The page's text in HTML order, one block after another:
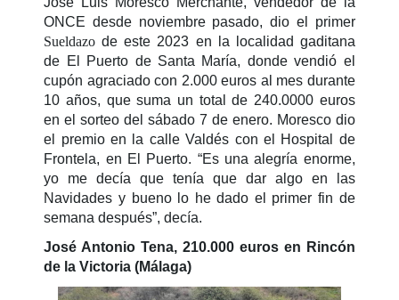
ONCE desde noviembre pasado, dio el primer
Sueldazo de este 2023 en la localidad gaditana
de El Puerto de Santa María, donde vendió el
cupón agraciado con 2.000 euros al mes durante
10 años, que suma un total de 240.0000 euros
en el sorteo del sábado 7 de enero. Moresco dio
el premio en la calle Valdés con el Hospital de
Frontela, en El Puerto. “Es una alegría enorme,
yo me decía que tenía que dar algo en las
Navidades y bueno lo he dado el primer fin de
semana después”, decía.
José Antonio Tena, 210.000 euros en Rincón
de la Victoria (Málaga)